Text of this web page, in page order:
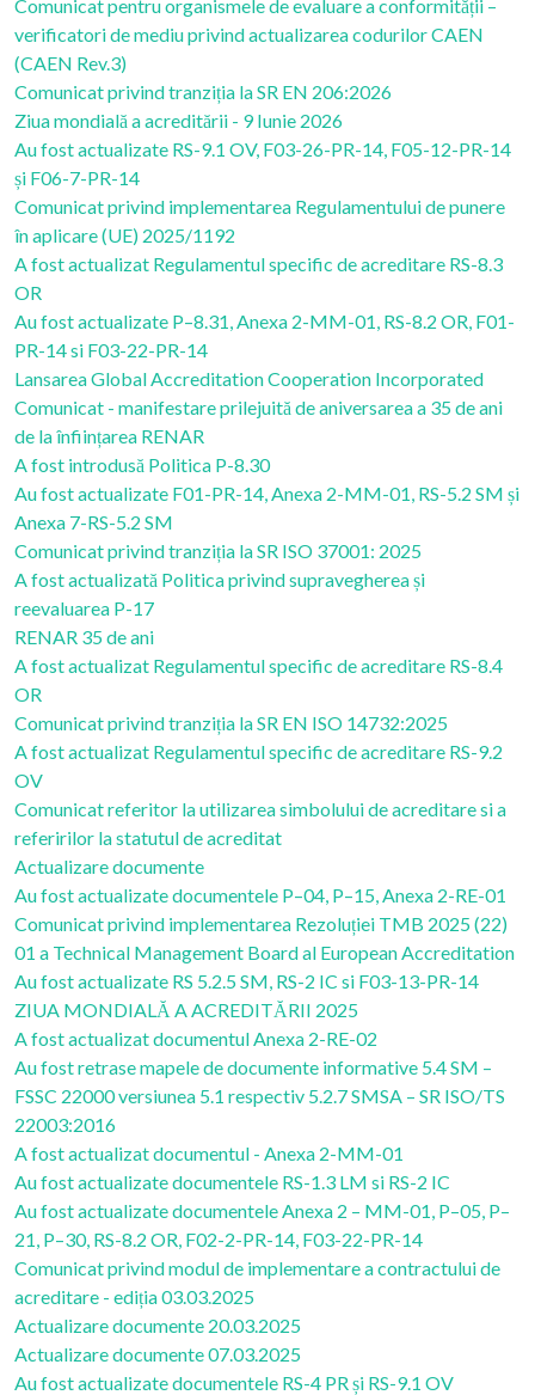
Comunicat pentru organismele de evaluare a conformității –
verificatori de mediu privind actualizarea codurilor CAEN
(CAEN Rev.3)
Comunicat privind tranziția la SR EN 206:2026
Ziua mondială a acreditării - 9 Iunie 2026
Au fost actualizate RS-9.1 OV, F03-26-PR-14, F05-12-PR-14
și F06-7-PR-14
Comunicat privind implementarea Regulamentului de punere
în aplicare (UE) 2025/1192
A fost actualizat Regulamentul specific de acreditare RS-8.3
OR
Au fost actualizate P–8.31, Anexa 2-MM-01, RS-8.2 OR, F01-
PR-14 si F03-22-PR-14
Lansarea Global Accreditation Cooperation Incorporated
Comunicat - manifestare prilejuită de aniversarea a 35 de ani
de la înființarea RENAR
A fost introdusă Politica P-8.30
Au fost actualizate F01-PR-14, Anexa 2-MM-01, RS-5.2 SM și
Anexa 7-RS-5.2 SM
Comunicat privind tranziția la SR ISO 37001: 2025
A fost actualizată Politica privind supravegherea și
reevaluarea P-17
RENAR 35 de ani
A fost actualizat Regulamentul specific de acreditare RS-8.4
OR
Comunicat privind tranziția la SR EN ISO 14732:2025
A fost actualizat Regulamentul specific de acreditare RS-9.2
OV
Comunicat referitor la utilizarea simbolului de acreditare si a
referirilor la statutul de acreditat
Actualizare documente
Au fost actualizate documentele P–04, P–15, Anexa 2-RE-01
Comunicat privind implementarea Rezoluției TMB 2025 (22)
01 a Technical Management Board al European Accreditation
Au fost actualizate RS 5.2.5 SM, RS-2 IC si F03-13-PR-14
ZIUA MONDIALĂ A ACREDITĂRII 2025
A fost actualizat documentul Anexa 2-RE-02
Au fost retrase mapele de documente informative 5.4 SM –
FSSC 22000 versiunea 5.1 respectiv 5.2.7 SMSA – SR ISO/TS
22003:2016
A fost actualizat documentul - Anexa 2-MM-01
Au fost actualizate documentele RS-1.3 LM si RS-2 IC
Au fost actualizate documentele Anexa 2 – MM-01, P–05, P–
21, P–30, RS-8.2 OR, F02-2-PR-14, F03-22-PR-14
Comunicat privind modul de implementare a contractului de
acreditare - ediția 03.03.2025
Actualizare documente 20.03.2025
Actualizare documente 07.03.2025
Au fost actualizate documentele RS-4 PR și RS-9.1 OV